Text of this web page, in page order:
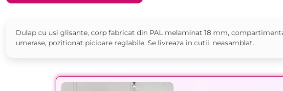
Dulap cu usi glisante, corp fabricat din PAL melaminat 18 mm,
umerase, pozitionat picioare reglabile. Se livreaza in cutii, neasamblat.